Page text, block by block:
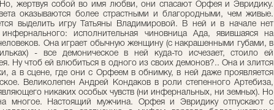
жертвуя собой во имя любви, они спасают Орфея и Эвридику.
оказываются более страстными и благородными, чем живые.
выделить игру Татьяны Владимировой. В ней и в начале нет
исполнительная чиновница Ада, явившаяся на
Она играет обычную женщину (с накрашенными губами, в
- все демоническое в ней куда-то исчезает, стоило ей
Ну чтоб ей влюбиться в одного из своих демонов?.. Она и злится
а в сцене, где они с Орфеем в обнимку, в ней даже проявляется
Великолепен Андрей Кондаков в роли степенного Артебиза,
никаких особых чувств (ни инфернальных, ни земных). Но
многое. Настоящий мужчина. Орфея и Эвридику отпускают с